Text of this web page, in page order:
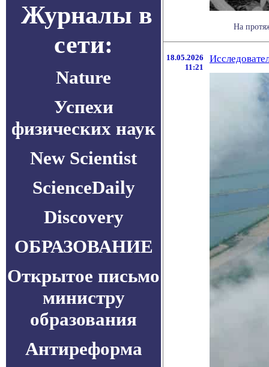
Журналы в
сети:
Nature
Успехи
физических наук
New Scientist
ScienceDaily
Discovery
ОБРАЗОВАНИЕ
Открытое письмо
министру
образования
Антиреформа
На
18.05.2026
11:21